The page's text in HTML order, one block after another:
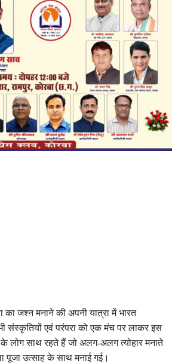
जश्न मनाने की अपनी यात्रा में भारत
संस्कृतियों एवं परंपरा को एक मंच पर लाकर इस
के लोग साथ रहते हैं जो अलग-अलग त्योहार मनाते
पूजा उत्साह के साथ मनाई गई।